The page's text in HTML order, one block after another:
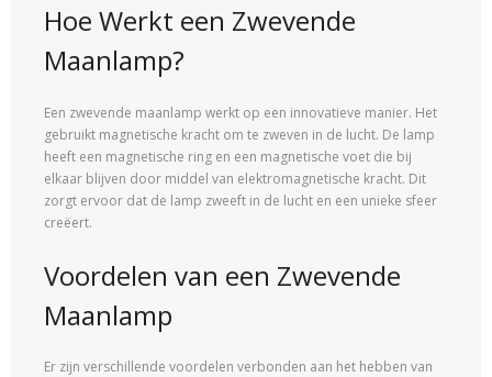
Hoe Werkt een Zwevende
Maanlamp?
Een zwevende maanlamp werkt op een innovatieve manier. Het
gebruikt magnetische kracht om te zweven in de lucht. De lamp
heeft een magnetische ring en een magnetische voet die bij
elkaar blijven door middel van elektromagnetische kracht. Dit
zorgt ervoor dat de lamp zweeft in de lucht en een unieke sfeer
creëert.
Voordelen van een Zwevende
Maanlamp
Er zijn verschillende voordelen verbonden aan het hebben van